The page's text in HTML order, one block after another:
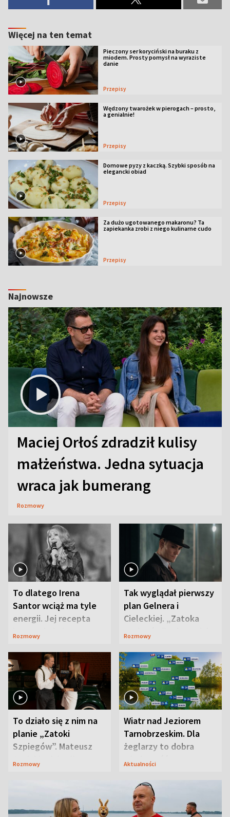
Więcej na ten temat
Pieczony ser koryciński na buraku z
miodem. Prosty pomysł na wyraziste
danie
Przepisy
Wędzony twarożek w pierogach – prosto,
a genialnie!
Przepisy
Domowe pyzy z kaczką. Szybki sposób na
elegancki obiad
Przepisy
Za dużo ugotowanego makaronu? Ta
zapiekanka zrobi z niego kulinarne cudo
Przepisy
Najnowsze
Maciej Orłoś zdradził kulisy
małżeństwa. Jedna sytuacja
wraca jak bumerang
Rozmowy
To dlatego Irena
Santor wciąż ma tyle
energii. Jej recepta
jest zaskakująco
Rozmowy
Tak wyglądał pierwszy
plan Gelnera i
Cieleckiej. „Zatoka
szpiegów” od razu ich
Rozmowy
To działo się z nim na
planie „Zatoki
Szpiegów”. Mateusz
Janicki odsłonił
Rozmowy
Wiatr nad Jeziorem
Tarnobrzeskim. Dla
żeglarzy to dobra
wiadomość
Aktualności